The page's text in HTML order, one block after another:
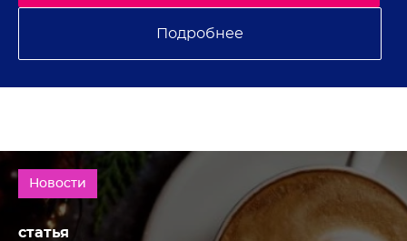
Подробнее
Новости
статья